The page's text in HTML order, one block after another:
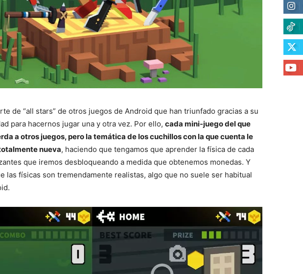
de “all stars” de otros juegos de Android que han triunfado gracias a su
para hacernos jugar una y otra vez. Por ello, cada mini-juego del que
a otros juegos, pero la temática de los cuchillos con la que cuenta le
nueva, haciendo que tengamos que aprender la física de cada
que iremos desbloqueando a medida que obtenemos monedas. Y
las físicas son tremendamente realistas, algo que no suele ser habitual